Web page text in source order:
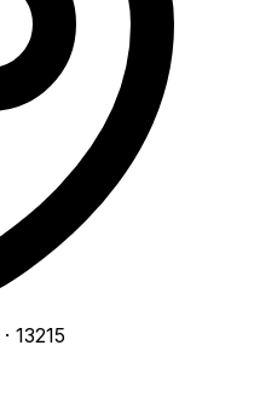
· 13215